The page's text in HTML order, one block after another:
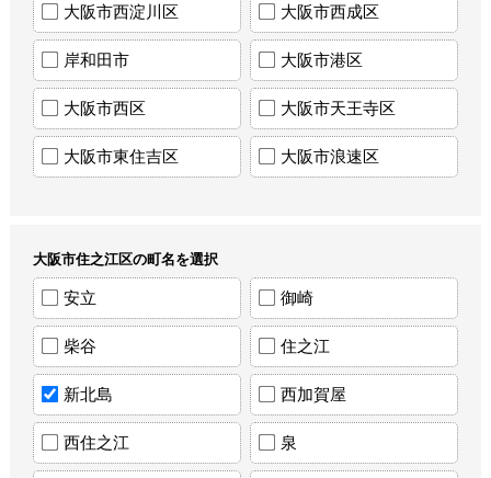
大阪市西淀川区 大阪市西成区
岸和田市 大阪市港区
大阪市西区 大阪市天王寺区
大阪市東住吉区 大阪市浪速区
大阪市住之江区の町名を選択
安立 御崎
柴谷 住之江
新北島 西加賀屋
西住之江 泉